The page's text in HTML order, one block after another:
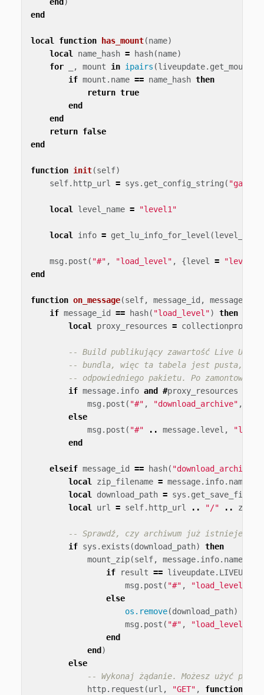
end
local function has_mount(name)
local
name_hash = hash(name)
for
, mount in ipairs (liveupdate. get_mounts
if mount . name == name_hash then
return true
end
end
return false
end
function init(self)
self. http_url = sys . get_config_string (
local level_name = "level1"
local info = get_lu_info_for_level (level_name
msg . post ( "#" , "load_level" , {level = "level1"
end
function on_message(self, message_id , message
if message_id == hash( "load_level")
then
local
proxy_resources = collectionproxy
-- Build publikujący zawartość Live
-- bundla, więc ta tabela jest pusta,
-- odpowiedniego pakietu. Po
if message. info and #proxy_resources
msg . post ( "#" , "download_archive" ,
else
msg . post ( "#" .. message. level , "load"
end
elseif message_id == hash( "download_archive"
local
zip_filename = message. info. name
local
download_path = sys . get_save_file
local
url = self. http_url .. "/" ..
-- Sprawdź, czy archiwum już istnieje.
if sys . exists (download_path)
then
mount_zip(self, message. info. name
if
result == liveupdate.
msg . post ( "#" , "load_level"
else
os.remove(download_path)
msg . post ( "#" , "load_level"
end
end )
else
-- Wykonaj żądanie. Możesz użyć
http. request (url , "GET" , function